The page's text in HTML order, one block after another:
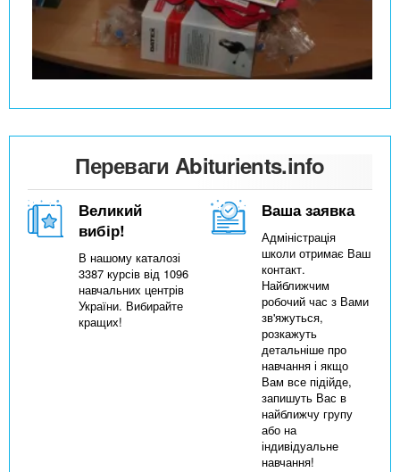
Переваги Abiturients.info
Великий
вибір!
В нашому каталозі
3387 курсів від 1096
навчальних центрів
України. Вибирайте
кращих!
Ваша заявка
Адміністрація
школи отримає Ваш
контакт.
Найближчим
робочий час з Вами
зв'яжуться,
розкажуть
детальніше про
навчання і якщо
Вам все підійде,
запишуть Вас в
найближчу групу
або на
індивідуальне
навчання!